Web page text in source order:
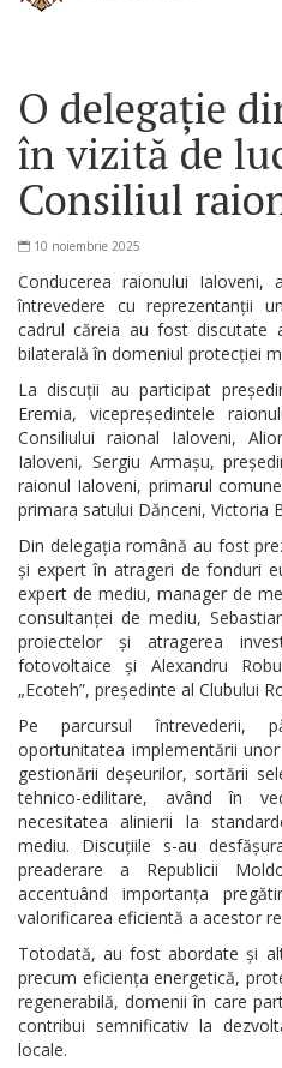
O delegație
în vizită de
Consiliul
10 noiembrie 2025
Conducerea raionului
întrevedere cu reprezentanții
cadrul căreia au fost discutate
bilaterală în domeniul protecției
La discuții au participat
Eremia, vicepreședintele
Consiliului raional Ialoveni,
Ialoveni, Sergiu Armașu,
raionul Ialoveni, primarul
primara satului Dănceni, Victoria
Din delegația română au fost
și expert în atrageri de fonduri
expert de mediu, manager de
consultanței de mediu,
proiectelor și atragerea
fotovoltaice și Alexandru
„Ecoteh”, președinte al Clubului
Pe parcursul întrevederii,
oportunitatea implementării
gestionării deșeurilor, sortării
tehnico-edilitare, având în
necesitatea alinierii la
mediu. Discuțiile s-au
preaderare a Republicii
accentuând importanța
valorificarea eficientă a acestor
Totodată, au fost abordate și
precum eficiența energetică,
regenerabilă, domenii în care
contribui semnificativ la
locale.